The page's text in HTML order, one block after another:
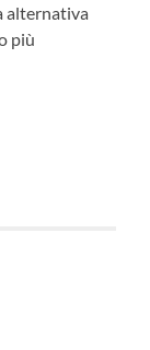
alternativa
più